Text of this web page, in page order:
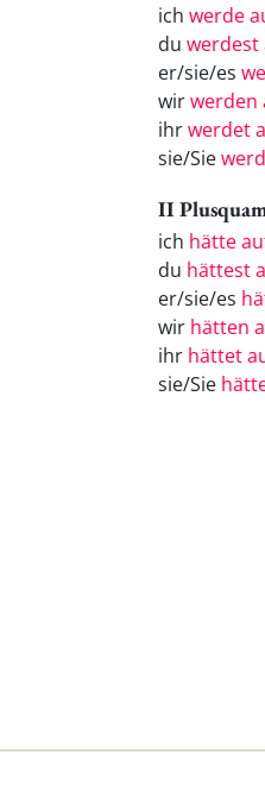
ich werde
du werdest
er/sie/es
wirwerden
ihrwerdet
sie/Sie
II
ich hätte
du hättest
er/sie/es
wir hätten
ihr hättet
sie/Sie